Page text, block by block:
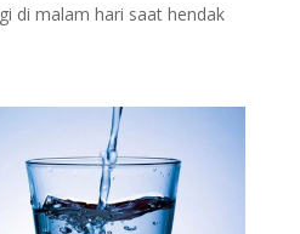
di malam hari saat hendak